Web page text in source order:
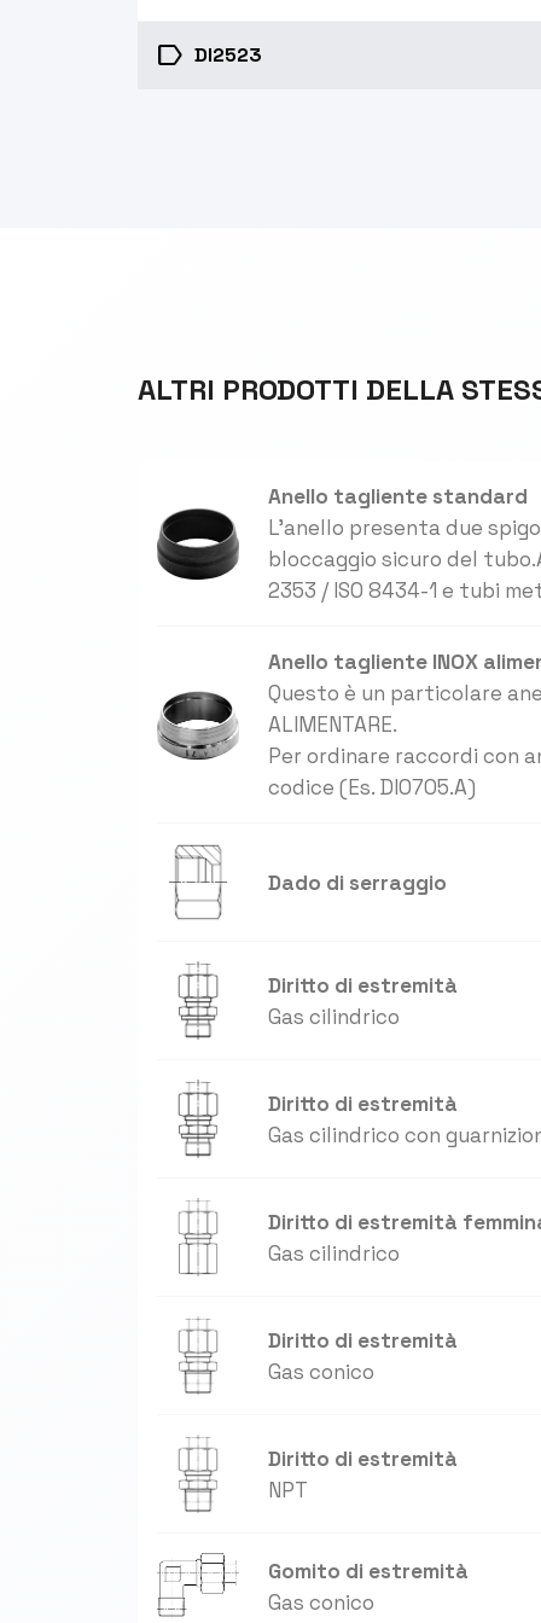
label DI2523
ALTRI PRODOTTI DELLA
Anello tagliente standard
L'anello presenta due
bloccaggio sicuro del
2353 / ISO 8434-1 e tubi
Anello tagliente INOX
Questo è un particolare
ALIMENTARE.
Per ordinare raccordi con
codice (Es. DI0705.A)
Dado di serraggio
Diritto di estremità
Gas cilindrico
Diritto di estremità
Gas cilindrico con
Diritto di estremità
Gas cilindrico
Diritto di estremità
Gas conico
Diritto di estremità
NPT
Gomito di estremità
Gas conico